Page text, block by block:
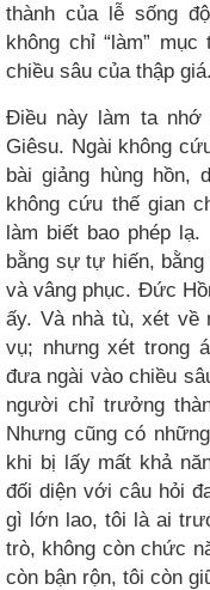
thành của lễ sống
không chỉ “làm”
chiều sâu của thập giá.
Điều này làm ta nhớ
Giêsu. Ngài không
bài giảng hùng hồn,
không cứu thế gian
làm biết bao phép
bằng sự tự hiến,
và vâng phục. Đức
ấy. Và nhà tù, xét
vụ; nhưng xét trong
đưa ngài vào chiều
người chỉ trưởng
Nhưng cũng có
khi bị lấy mất khả
đối diện với câu hỏi
gì lớn lao, tôi là ai
trò, không còn chức
còn bận rộn, tôi còn